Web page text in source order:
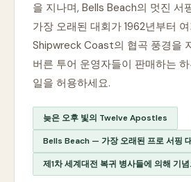
을 지나며, Bells Beach의 멋진 서
가장 오래된 대회가 1962년부터 여
Shipwreck Coast의 협곡 풍경을
버른 투어 운영자들이 판매하는 하
일을 허용하세요.
늦은 오후 빛의 Twelve Apostles
Bells Beach — 가장 오래된 프로 서핑
제1차 세계대전 복귀 병사들에 의해 기